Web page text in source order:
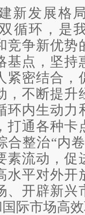
发展格局
循环，是
竞争新优势
基点，坚持
紧密结合，
，不断提升
环内生动力
打通各种卡
合整治“内
素流动，促
水平对外开
、开辟新兴
际市场高